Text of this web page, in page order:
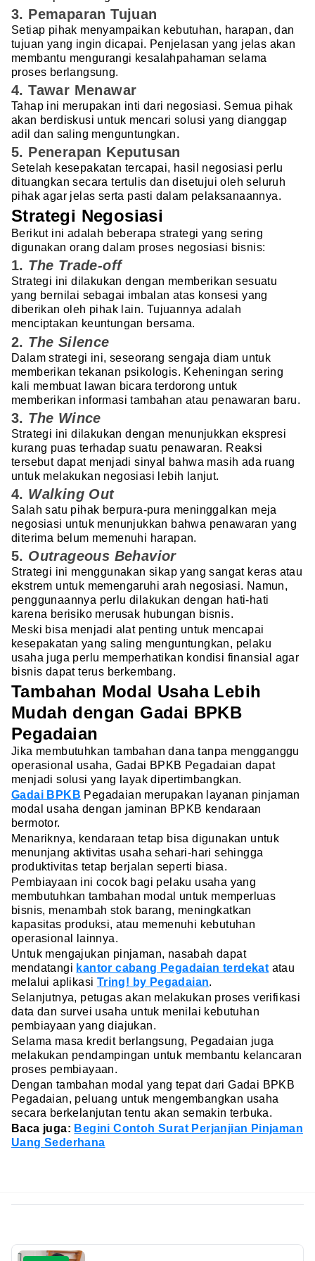
3. Pemaparan Tujuan
Setiap pihak menyampaikan kebutuhan, harapan, dan
tujuan yang ingin dicapai. Penjelasan yang jelas akan
membantu mengurangi kesalahpahaman selama
proses berlangsung.
4. Tawar Menawar
Tahap ini merupakan inti dari negosiasi. Semua pihak
akan berdiskusi untuk mencari solusi yang dianggap
adil dan saling menguntungkan.
5. Penerapan Keputusan
Setelah kesepakatan tercapai, hasil negosiasi perlu
dituangkan secara tertulis dan disetujui oleh seluruh
pihak agar jelas serta pasti dalam pelaksanaannya.
Strategi Negosiasi
Berikut ini adalah beberapa strategi yang sering
digunakan orang dalam proses negosiasi bisnis:
1. The Trade-off
Strategi ini dilakukan dengan memberikan sesuatu
yang bernilai sebagai imbalan atas konsesi yang
diberikan oleh pihak lain. Tujuannya adalah
menciptakan keuntungan bersama.
2. The Silence
Dalam strategi ini, seseorang sengaja diam untuk
memberikan tekanan psikologis. Keheningan sering
kali membuat lawan bicara terdorong untuk
memberikan informasi tambahan atau penawaran baru.
3. The Wince
Strategi ini dilakukan dengan menunjukkan ekspresi
kurang puas terhadap suatu penawaran. Reaksi
tersebut dapat menjadi sinyal bahwa masih ada ruang
untuk melakukan negosiasi lebih lanjut.
4. Walking Out
Salah satu pihak berpura-pura meninggalkan meja
negosiasi untuk menunjukkan bahwa penawaran yang
diterima belum memenuhi harapan.
5. Outrageous Behavior
Strategi ini menggunakan sikap yang sangat keras atau
ekstrem untuk memengaruhi arah negosiasi. Namun,
penggunaannya perlu dilakukan dengan hati-hati
karena berisiko merusak hubungan bisnis.
Meski bisa menjadi alat penting untuk mencapai
kesepakatan yang saling menguntungkan, pelaku
usaha juga perlu memperhatikan kondisi finansial agar
bisnis dapat terus berkembang.
Tambahan Modal Usaha Lebih
Mudah dengan Gadai BPKB
Pegadaian
Jika membutuhkan tambahan dana tanpa mengganggu
operasional usaha, Gadai BPKB Pegadaian dapat
menjadi solusi yang layak dipertimbangkan.
Gadai BPKB Pegadaian merupakan layanan pinjaman
modal usaha dengan jaminan BPKB kendaraan
bermotor.
Menariknya, kendaraan tetap bisa digunakan untuk
menunjang aktivitas usaha sehari-hari sehingga
produktivitas tetap berjalan seperti biasa.
Pembiayaan ini cocok bagi pelaku usaha yang
membutuhkan tambahan modal untuk memperluas
bisnis, menambah stok barang, meningkatkan
kapasitas produksi, atau memenuhi kebutuhan
operasional lainnya.
Untuk mengajukan pinjaman, nasabah dapat
mendatangi kantor cabang Pegadaian terdekatatau
melalui aplikasi Tring! by Pegadaian.
Selanjutnya, petugas akan melakukan proses verifikasi
data dan survei usaha untuk menilai kebutuhan
pembiayaan yang diajukan.
Selama masa kredit berlangsung, Pegadaian juga
melakukan pendampingan untuk membantu kelancaran
proses pembiayaan.
Dengan tambahan modal yang tepat dari Gadai BPKB
Pegadaian, peluang untuk mengembangkan usaha
secara berkelanjutan tentu akan semakin terbuka.
Baca juga: Begini Contoh Surat Perjanjian Pinjaman
Uang Sederhana